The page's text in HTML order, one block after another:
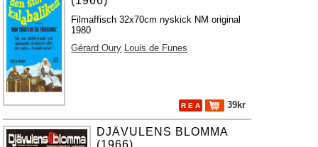
Filmaffisch 32x70cm nyskick NM original
1980
Gérard Oury Louis de Funes
R E A 39kr
DJÄVULENS BLOMMA
(1966)